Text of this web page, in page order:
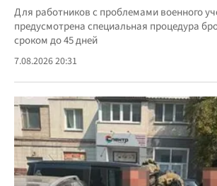
Для работников с проблемами военного
предусмотрена специальная процедура
сроком до 45 дней
7.08.2026 20:31